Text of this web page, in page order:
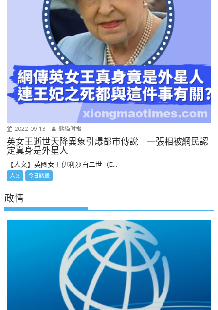
2022-09-13 熊猫时报
英女王逝世天降異象引爆都市傳說 一張相被網民認
定真身是外星人
【人文】英國女王伊利沙白二世（E...
人文 今日點擊
政情